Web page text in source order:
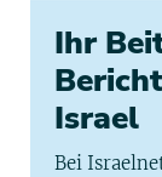
Ihr
Israel
Bei